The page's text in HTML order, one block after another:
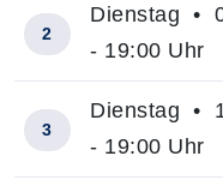
2
Dienstag •
- 19:00 Uhr
3
Dienstag •
- 19:00 Uhr